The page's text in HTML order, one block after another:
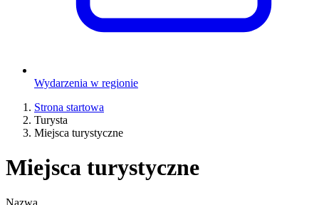
Wydarzenia w regionie
Strona startowa
Turysta
Miejsca turystyczne
Miejsca turystyczne
Nazwa